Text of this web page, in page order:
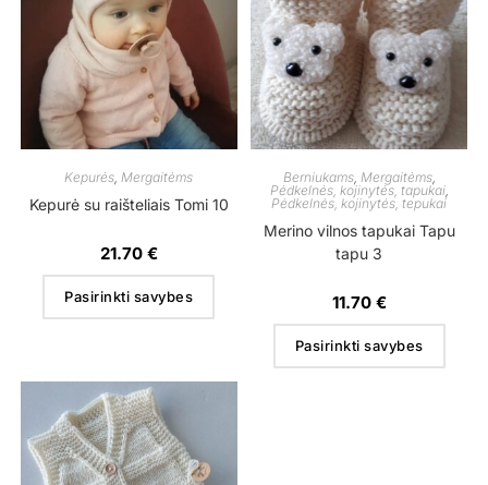
Kepurės Mergaitėms
Kepurė su raišteliais Tomi 10
21.70 €
Pasirinkti savybes
Berniukams, Mergaitėms,
Pėdkelnės, kojinytės, tapukai,
Pėdkelnės, kojinytės, tepukai
Merino vilnos tapukai Tapu
tapu 3
11.70 €
Pasirinkti savybes